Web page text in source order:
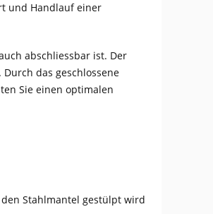
und Handlauf einer
abschliessbar ist. Der
das geschlossene
Sie einen optimalen
Stahlmantel gestülpt wird